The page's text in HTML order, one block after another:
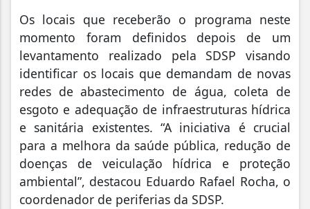
Os locais que receberão o programa neste
momento foram definidos depois de um
levantamento realizado pela SDSP visando
identificar os locais que demandam de novas
redes de abastecimento de água, coleta de
esgoto e adequação de infraestruturas hídrica
e sanitária existentes. “A iniciativa é crucial
para a melhora da saúde pública, redução de
doenças de veiculação hídrica e proteção
ambiental”, destacou Eduardo Rafael Rocha, o
coordenador de periferias da SDSP.